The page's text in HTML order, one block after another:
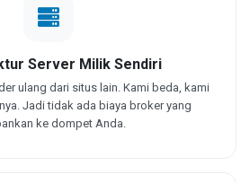
Server Milik Sendiri
ulang dari situs lain. Kami beda, kami
Jadi tidak ada biaya broker yang
ke dompet Anda.